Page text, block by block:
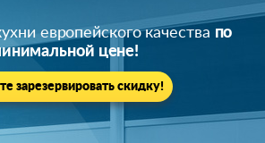
европейского качества по
цене!
зарезервировать скидку!